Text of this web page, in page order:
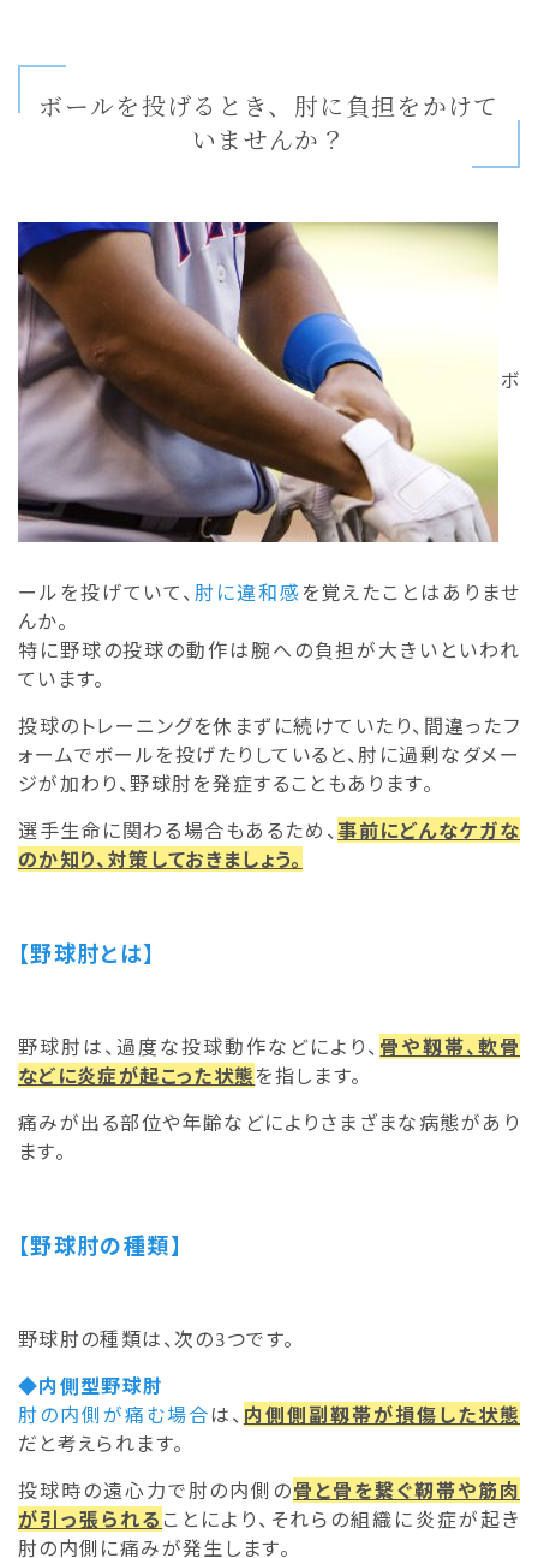
ボールを投げるとき、肘に負担をかけて
いませんか？
ボ
ールを投げていて、肘に違和感を覚えたことはありませ
んか。
特に野球の投球の動作は腕への負担が大きいといわれ
ています。
投球のトレーニングを休まずに続けていたり、間違ったフ
ォームでボールを投げたりしていると、肘に過剰なダメー
ジが加わり、野球肘を発症することもあります。
選手生命に関わる場合もあるため、事前にどんなケガな
のか知り、対策しておきましょう。
【野球肘とは】
野球肘は、過度な投球動作などにより、 骨や靱帯、軟骨
などに炎症が起こった状態を指します。
痛みが出る部位や年齢などによりさまざまな病態があり
ます。
【野球肘の種類】
野球肘の種類は、次の3つです。
◆内側型野球肘
肘の内側が痛む場合は、 内側側副靱帯が損傷した状態
だと考えられます。
投球時の遠心力で肘の内側の骨と骨を繋ぐ靭帯や筋肉
が引っ張られる ことにより、それらの組織に炎症が起き
肘の内側に痛みが発生します。